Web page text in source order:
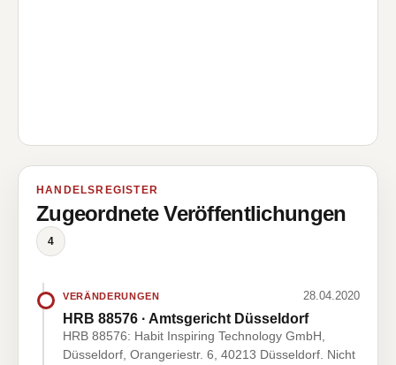
HANDELSREGISTER
Zugeordnete Veröffentlichungen
4
VERÄNDERUNGEN 28.04.2020
HRB 88576 · Amtsgericht Düsseldorf
HRB 88576: Habit Inspiring Technology GmbH,
Düsseldorf, Orangeriestr. 6, 40213 Düsseldorf. Nicht